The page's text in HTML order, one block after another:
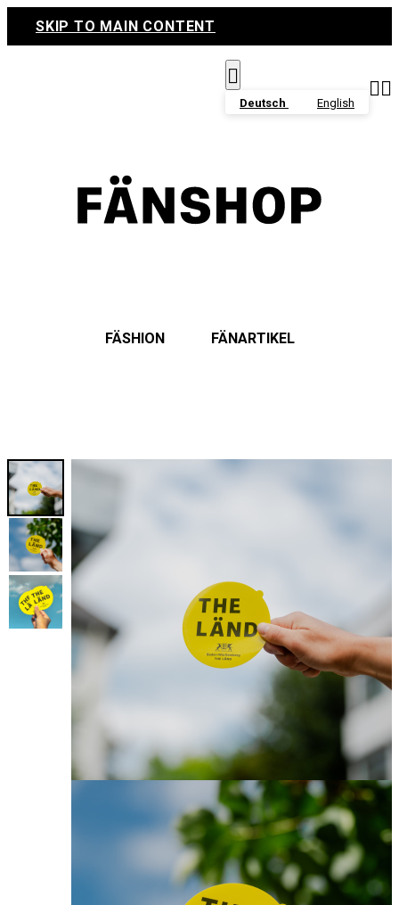
SKIP TO MAIN CONTENT

Deutsch English

FÄSHION FÄNARTIKEL